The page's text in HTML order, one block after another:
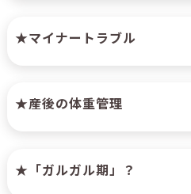
★マイナートラブル
★産後の体重管理
★「ガルガル期」？